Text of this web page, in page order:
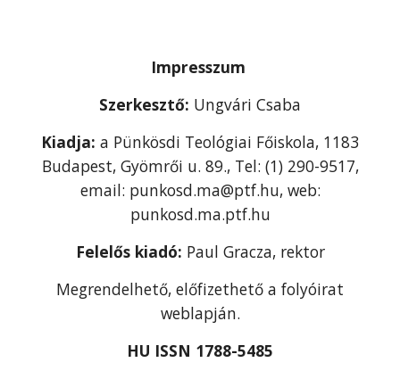
Impresszum
Szerkesztő: Ungvári Csaba
Kiadja: a Pünkösdi Teológiai Főiskola, 1183
Budapest, Gyömrői u. 89., Tel: (1) 290-9517,
email: punkosd.ma@ptf.hu, web:
punkosd.ma.ptf.hu
Felelős kiadó: Paul Gracza, rektor
Megrendelhető, előfizethető a folyóirat
weblapján.
HU ISSN 1788-5485